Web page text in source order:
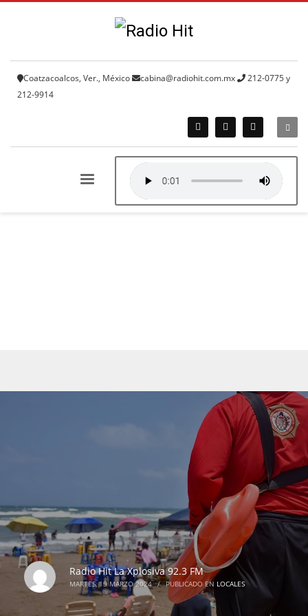
Coatzacoalcos, Ver., México cabina@radiohit.com.mx
212-0775 y
212-9914
Radio Hit La Xplosiva 92.3 FM
MARTES, 19 MARZO 2024 / PUBLICADO EN LOCALES